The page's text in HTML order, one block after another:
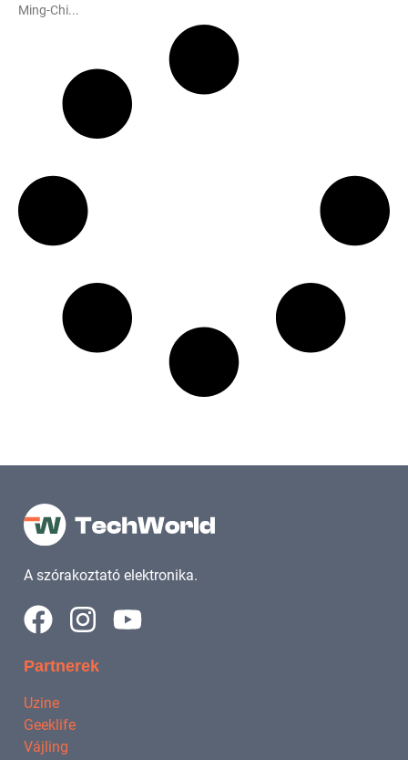
Ming-Chi
A szórakoztató elektronika.
Partnerek
Uzine
Geeklife
Vájling